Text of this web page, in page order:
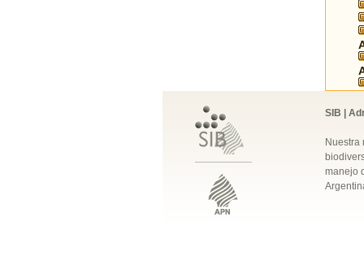
SIB |
Nuestra
manejo